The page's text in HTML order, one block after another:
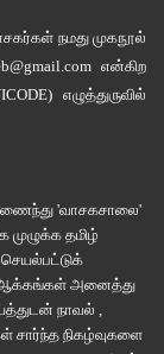
நமது முகநூல்
என்கிற
எழுத்துருவில்
'வாசகசாலை'
தமிழ்
ஆக்கங்கள் அனைத்து
நாவல் ,
சார்ந்த நிகழ்வுகளை